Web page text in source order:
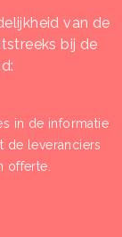
van de
bij de
in de informatie
de leveranciers
offerte.